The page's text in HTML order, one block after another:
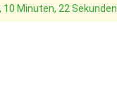
10 Minuten, 21 Sekunden